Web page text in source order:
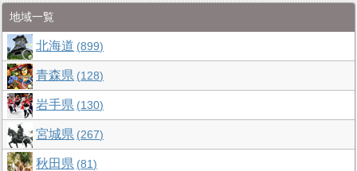
地域一覧
北海道 899
青森県 128
岩手県 130
宮城県 267
秋田県 81